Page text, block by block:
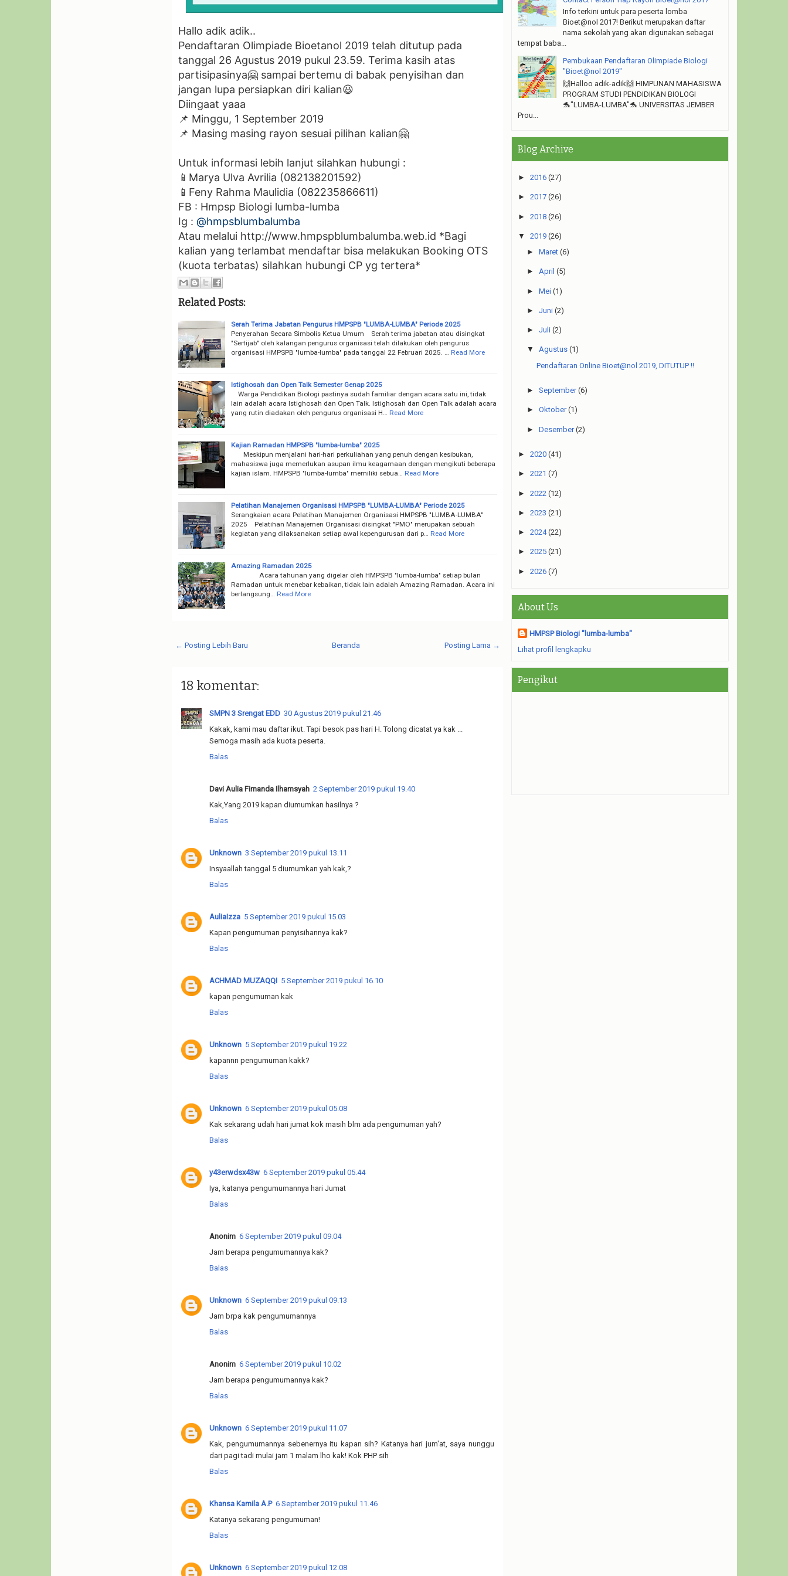
Hallo adik adik..
Pendaftaran Olimpiade Bioetanol 2019 telah ditutup pada
tanggal 26 Agustus 2019 pukul 23.59. Terima kasih atas
partisipasinya🤗 sampai bertemu di babak penyisihan dan
jangan lupa persiapkan diri kalian😃
Diingaat yaaa
📌 Minggu, 1 September 2019
📌 Masing masing rayon sesuai pilihan kalian🤗
Untuk informasi lebih lanjut silahkan hubungi :
📱Marya Ulva Avrilia (082138201592)
📱Feny Rahma Maulidia (082235866611)
FB : Hmpsp Biologi lumba-lumba
Ig : @hmpsblumbalumba
Atau melalui http://www.hmpspblumbalumba.web.id *Bagi
kalian yang terlambat mendaftar bisa melakukan Booking OTS
(kuota terbatas) silahkan hubungi CP yg tertera*
Related Posts:
Serah Terima Jabatan Pengurus HMPSPB "LUMBA-LUMBA" Periode 2025
Penyerahan Secara Simbolis Ketua Umum Serah terima jabatan atau disingkat
"Sertijab" oleh kalangan pengurus organisasi telah dilakukan oleh pengurus
organisasi HMPSPB "lumba-lumba" pada tanggal 22 Februari 2025. …
Read More
Istighosah dan Open Talk Semester Genap 2025
Warga Pendidikan Biologi pastinya sudah familiar dengan acara satu ini, tidak
lain adalah acara Istighosah dan Open Talk. Istighosah dan Open Talk adalah acara
yang rutin diadakan oleh pengurus organisasi H…
Read More
Kajian Ramadan HMPSPB "lumba-lumba" 2025
Meskipun menjalani hari-hari perkuliahan yang penuh dengan kesibukan,
mahasiswa juga memerlukan asupan ilmu keagamaan dengan mengikuti beberapa
kajian islam. HMPSPB "lumba-lumba" memiliki sebua…
Read More
Pelatihan Manajemen Organisasi HMPSPB "LUMBA-LUMBA" Periode 2025
Serangkaian acara Pelatihan Manajemen Organisasi HMPSPB "LUMBA-LUMBA"
2025 Pelatihan Manajemen Organisasi disingkat "PMO" merupakan sebuah
kegiatan yang dilaksanakan setiap awal kepengurusan dari p…
Read More
Amazing Ramadan 2025
Acara tahunan yang digelar oleh HMPSPB "lumba-lumba" setiap bulan
Ramadan untuk menebar kebaikan, tidak lain adalah Amazing Ramadan. Acara ini
berlangsung…
Read More
← Posting Lebih Baru Posting Lama →
Beranda
18 komentar:
SMPN 3 Srengat EDD 30 Agustus 2019 pukul 21.46
Kakak, kami mau daftar ikut. Tapi besok pas hari H. Tolong dicatat ya kak ...
Semoga masih ada kuota peserta.
Balas
Davi Aulia Firnanda Ilhamsyah 2 September 2019 pukul 19.40
Kak,Yang 2019 kapan diumumkan hasilnya ?
Balas
Unknown 3 September 2019 pukul 13.11
Insyaallah tanggal 5 diumumkan yah kak,?
Balas
AuliaIzza 5 September 2019 pukul 15.03
Kapan pengumuman penyisihannya kak?
Balas
ACHMAD MUZAQQI 5 September 2019 pukul 16.10
kapan pengumuman kak
Balas
Unknown 5 September 2019 pukul 19.22
kapannn pengumuman kakk?
Balas
Unknown 6 September 2019 pukul 05.08
Kak sekarang udah hari jumat kok masih blm ada pengumuman yah?
Balas
y43erwdsx43w 6 September 2019 pukul 05.44
Iya, katanya pengumumannya hari Jumat
Balas
Anonim 6 September 2019 pukul 09.04
Jam berapa pengumumannya kak?
Balas
Unknown 6 September 2019 pukul 09.13
Jam brpa kak pengumumannya
Balas
Anonim 6 September 2019 pukul 10.02
Jam berapa pengumumannya kak?
Balas
Unknown 6 September 2019 pukul 11.07
Kak, pengumumannya sebenernya itu kapan sih? Katanya hari jum'at, saya nunggu
dari pagi tadi mulai jam 1 malam lho kak! Kok PHP sih
Balas
Khansa Kamila A.P 6 September 2019 pukul 11.46
Katanya sekarang pengumuman!
Balas
Unknown 6 September 2019 pukul 12.08
Info terkini untuk para peserta lomba
Bioet@nol 2017! Berikut merupakan daftar
nama sekolah yang akan digunakan sebagai
tempat baba...
Pembukaan Pendaftaran Olimpiade Biologi
"Bioet@nol 2019"
🙌Halloo adik-adik🙌 HIMPUNAN MAHASISWA
PROGRAM STUDI PENDIDIKAN BIOLOGI
🐬"LUMBA-LUMBA"🐬 UNIVERSITAS JEMBER
Prou...
Blog Archive
► 2016 (27)
► 2017 (26)
► 2018 (26)
▼ 2019 (26)
►Maret (6)
►April (5)
►Mei (1)
►Juni (2)
►Juli (2)
▼ Agustus (1)
Pendaftaran Online Bioet@nol 2019, DITUTUP !!
►September (6)
►Oktober (1)
►Desember (2)
► 2020 (41)
► 2021 (7)
► 2022 (12)
► 2023 (21)
► 2024 (22)
► 2025 (21)
► 2026 (7)
About Us
HMPSP Biologi "lumba-lumba"
Lihat profil lengkapku
Pengikut